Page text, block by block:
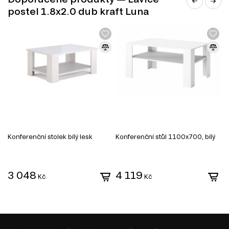
Botníky do předsíně.
Kancelářské stoly
postel 1.8x2.0 dub kraft Luna
Konferenční stolek bílý lesk
3 048 Kč
Konferenční stůl 1100x700, bílý
4 119 Kč